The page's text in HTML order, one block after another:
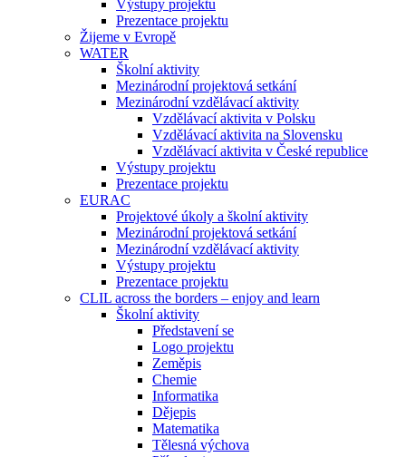
Výstupy projektu
Prezentace projektu
Žijeme v Evropě
WATER
Školní aktivity
Mezinárodní projektová setkání
Mezinárodní vzdělávací aktivity
Vzdělávací aktivita v Polsku
Vzdělávací aktivita na Slovensku
Vzdělávací aktivita v České republice
Výstupy projektu
Prezentace projektu
EURAC
Projektové úkoly a školní aktivity
Mezinárodní projektová setkání
Mezinárodní vzdělávací aktivity
Výstupy projektu
Prezentace projektu
CLIL across the borders – enjoy and learn
Školní aktivity
Představení se
Logo projektu
Zeměpis
Chemie
Informatika
Dějepis
Matematika
Tělesná výchova